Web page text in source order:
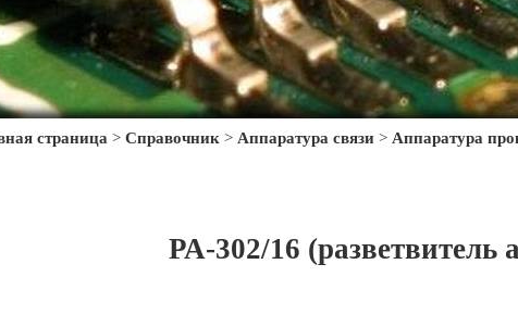
страница > Справочник > Аппаратура связи > Аппаратура
РА-302/16 (разветвитель